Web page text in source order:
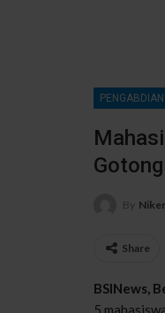
By
Share
BSINews,
5